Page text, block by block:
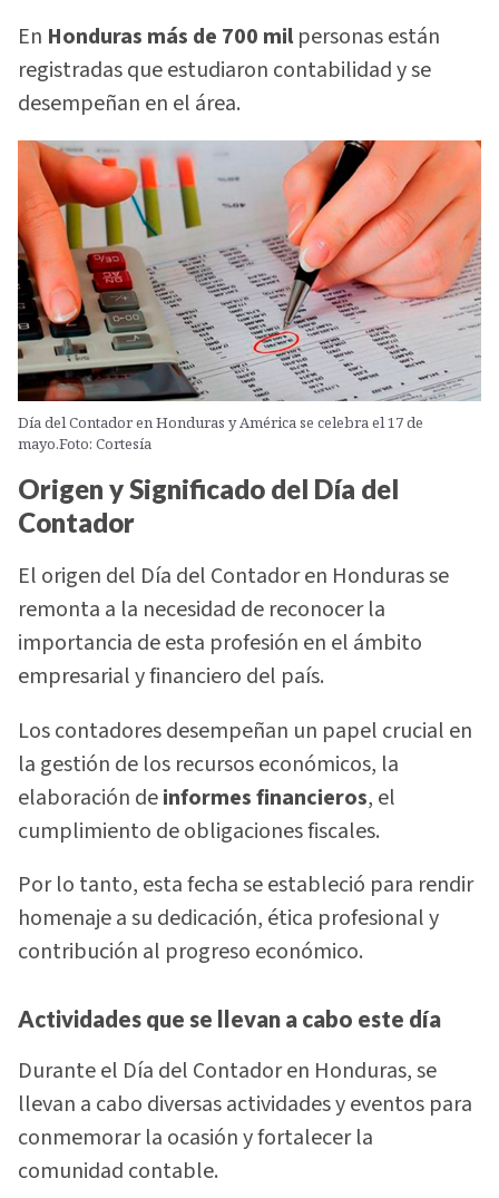
En Honduras más de 700 milpersonas están
registradas que estudiaron contabilidad y se
desempeñan en el área.
Día del Contador en Honduras y América se celebra el 17 de
mayo.Foto: Cortesía
Origen y Significado del Día del
Contador
El origen del Día del Contador en Honduras se
remonta a la necesidad de reconocer la
importancia de esta profesión en el ámbito
empresarial y financiero del país.
Los contadores desempeñan un papel crucial en
la gestión de los recursos económicos, la
elaboración deinformes financieros, el
cumplimiento de obligaciones fiscales.
Por lo tanto, esta fecha se estableció para rendir
homenaje a su dedicación, ética profesional y
contribución al progreso económico.
Actividades que se llevan a cabo este día
Durante el Día del Contador en Honduras, se
llevan a cabo diversas actividades y eventos para
conmemorar la ocasión y fortalecer la
comunidad contable.